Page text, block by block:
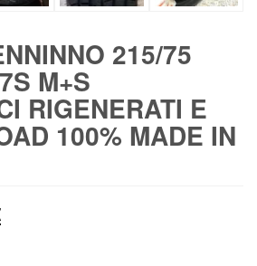
215/75
M+S
RIGENERATI E
100% MADE IN
Il